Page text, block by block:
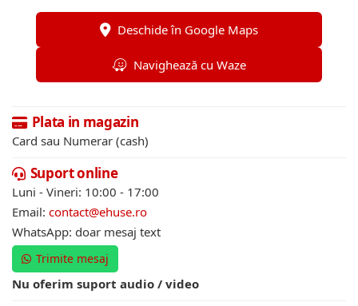
Deschide în Google Maps
Navighează cu Waze
Plata in magazin
Card sau Numerar (cash)
Suport online
Luni - Vineri: 10:00 - 17:00
Email: contact@ehuse.ro
WhatsApp: doar mesaj text
Trimite mesaj
Nu oferim suport audio / video